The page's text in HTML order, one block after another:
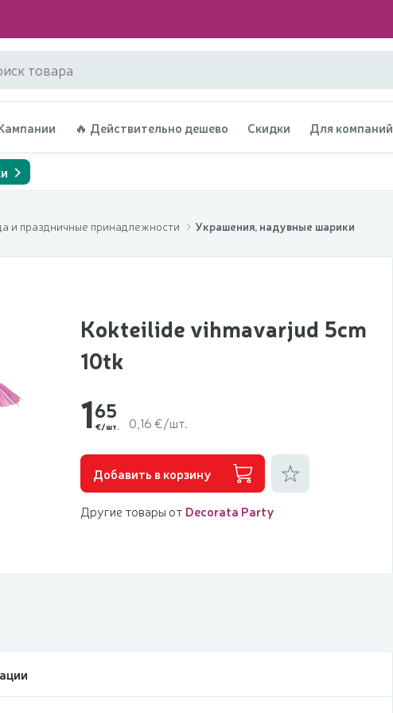
🔥 Действительно дешево Скидки Для компаний
и праздничные принадлежности Украшения, надувные шарики
Kokteilide vihmavarjud 5cm
10tk
165
€/шт. 0,16 €/шт.
Добавить в корзину
Добавить к фаворитам
Другие товары от Decorata Party